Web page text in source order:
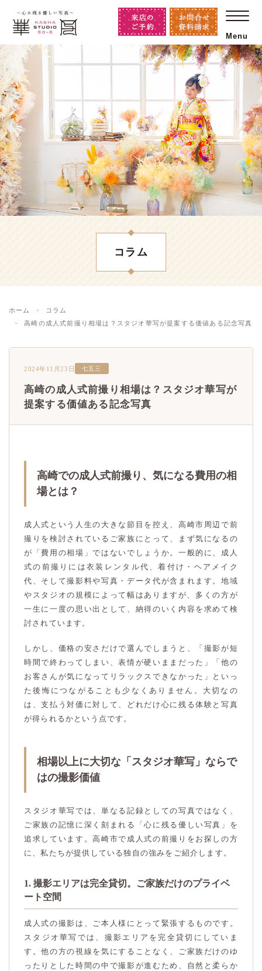
Menu
コラム
ホーム
コラム
高崎の成人式前撮り相場は？スタジオ華写が提案する価値ある記念写真
2024年11月23日 七五三
高崎の成人式前撮り相場は？スタジオ華写が
提案する価値ある記念写真
高崎での成人式前撮り、気になる費用の相
場とは？
成人式という人生の大きな節目を控え、高崎市周辺で前
撮りを検討されているご家族にとって、まず気になるの
が「費用の相場」ではないでしょうか。一般的に、成人
式の前撮りには衣装レンタル代、着付け・ヘアメイク
代、そして撮影料や写真・データ代が含まれます。地域
やスタジオの規模によって幅はありますが、多くの方が
一生に一度の思い出として、納得のいく内容を求めて検
討されています。
しかし、価格の安さだけで選んでしまうと、「撮影が短
時間で終わってしまい、表情が硬いままだった」「他の
お客さんが気になってリラックスできなかった」といっ
た後悔につながることも少なくありません。大切なの
は、支払う対価に対して、どれだけ心に残る体験と写真
が得られるかという点です。
相場以上に大切な「スタジオ華写」ならで
はの撮影価値
スタジオ華写では、単なる記録としての写真ではなく、
ご家族の記憶に深く刻まれる「心に残る優しい写真」を
追求しています。高崎市で成人式の前撮りをお探しの方
に、私たちが提供している独自の強みをご紹介します。
1. 撮影エリアは完全貸切。ご家族だけのプライベ
ート空間
成人式の撮影は、ご本人様にとって緊張するものです。
スタジオ華写では、撮影エリアを完全貸切にしていま
す。他の方の視線を気にすることなく、ご家族だけのゆ
ったりとした時間の中で撮影が進むため、自然と柔らか